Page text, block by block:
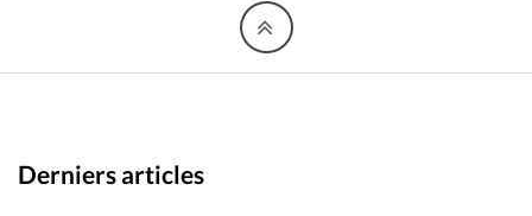
Derniers articles